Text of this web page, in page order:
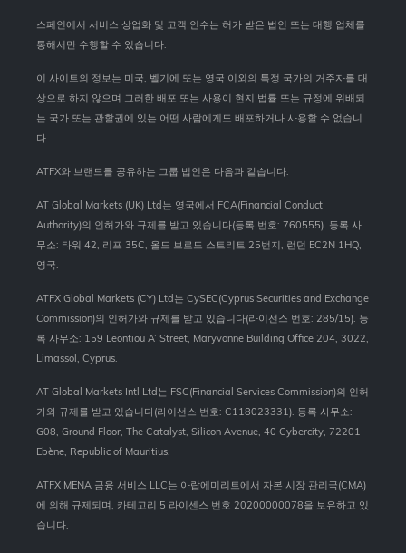
스페인에서 서비스 상업화 및 고객 인수는 허가 받은 법인 또는 대행 업체를
통해서만 수행할 수 있습니다.
이 사이트의 정보는 미국, 벨기에 또는 영국 이외의 특정 국가의 거주자를 대
상으로 하지 않으며 그러한 배포 또는 사용이 현지 법률 또는 규정에 위배되
는 국가 또는 관할권에 있는 어떤 사람에게도 배포하거나 사용할 수 없습니
다.
ATFX와 브랜드를 공유하는 그룹 법인은 다음과 같습니다.
AT Global Markets (UK) Ltd는 영국에서 FCA(Financial Conduct
Authority)의 인허가와 규제를 받고 있습니다(등록 번호: 760555). 등록 사
무소: 타워 42, 리프 35C, 올드 브로드 스트리트 25번지, 런던 EC2N 1HQ,
영국.
ATFX Global Markets (CY) Ltd는 CySEC(Cyprus Securities and Exchange
Commission)의 인허가와 규제를 받고 있습니다(라이선스 번호: 285/15). 등
록 사무소: 159 Leontiou A’ Street, Maryvonne Building Office 204, 3022,
Limassol, Cyprus.
AT Global Markets Intl Ltd는 FSC(Financial Services Commission)의 인허
가와 규제를 받고 있습니다(라이선스 번호: C118023331). 등록 사무소:
G08, Ground Floor, The Catalyst, Silicon Avenue, 40 Cybercity, 72201
Ebène, Republic of Mauritius.
ATFX MENA 금융 서비스 LLC는 아랍에미리트에서 자본 시장 관리국(CMA)
에 의해 규제되며, 카테고리 5 라이센스 번호 20200000078을 보유하고 있
습니다.